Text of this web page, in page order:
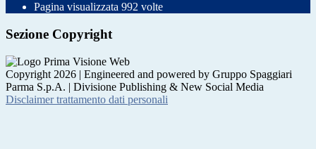
Pagina visualizzata 992 volte
Sezione Copyright
Copyright 2026 | Engineered and powered by Gruppo Spaggiari
Parma S.p.A. | Divisione Publishing & New Social Media
Disclaimer trattamento dati personali